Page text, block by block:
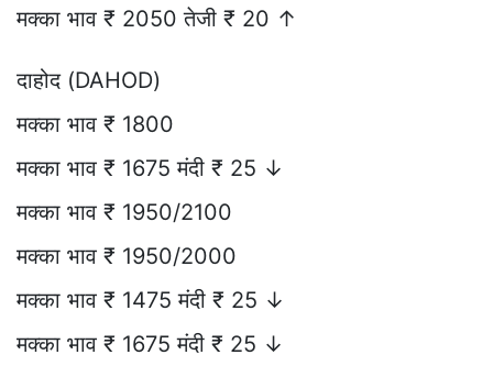
मक्का भाव ₹ 2050 तेजी ₹ 20 ↑
दाहोद (DAHOD)
मक्का भाव ₹ 1800
मक्का भाव ₹ 1675 मंदी ₹ 25 ↓
मक्का भाव ₹ 1950/2100
मक्का भाव ₹ 1950/2000
मक्का भाव ₹ 1475 मंदी ₹ 25 ↓
मक्का भाव ₹ 1675 मंदी ₹ 25 ↓